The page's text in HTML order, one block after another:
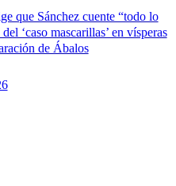
que Sánchez cuente “todo lo
‘caso mascarillas’ en vísperas
de Ábalos